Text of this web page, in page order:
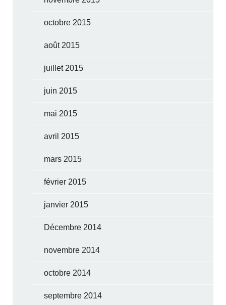
octobre 2015
août 2015
juillet 2015
juin 2015
mai 2015
avril 2015
mars 2015
février 2015
janvier 2015
Décembre 2014
novembre 2014
octobre 2014
septembre 2014